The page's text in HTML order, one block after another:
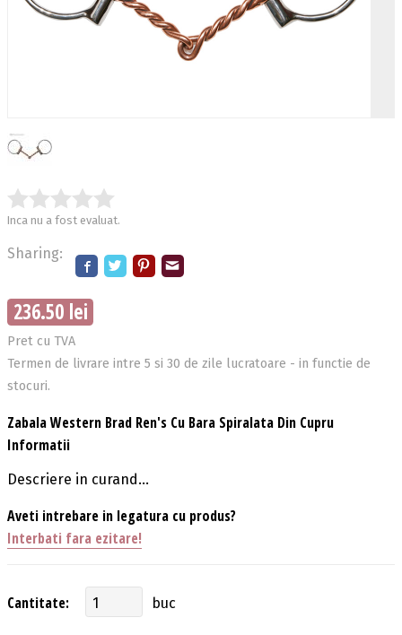
Inca nu a fost evaluat.
Sharing:
236.50 lei
Pret cu TVA
Termen de livrare intre 5 si 30 de zile lucratoare - in functie de
stocuri.
Zabala Western Brad Ren's Cu Bara Spiralata Din Cupru
Informatii
Descriere in curand...
Aveti intrebare in legatura cu produs?
Interbati fara ezitare!
Cantitate: buc